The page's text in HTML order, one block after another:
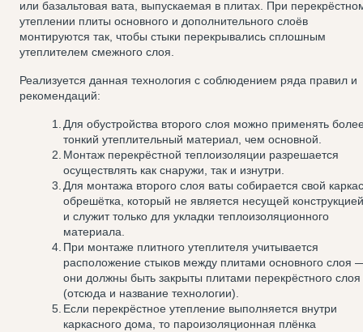
или базальтовая вата, выпускаемая в плитах. При
утеплении плиты основного и дополнительного слоёв
монтируются так, чтобы стыки перекрывались сплошным
утеплителем смежного слоя.
Реализуется данная технология с соблюдением ряда правил и
рекомендаций:
Для обустройства второго слоя можно применять
тонкий утеплительный материал, чем основной.
Монтаж перекрёстной теплоизоляции разрешается
осуществлять как снаружи, так и изнутри.
Для монтажа второго слоя ваты собирается свой
обрешётка, который не является несущей конструкцией
и служит только для укладки теплоизоляционного
материала.
При монтаже плитного утеплителя учитывается
расположение стыков между плитами основного слоя
они должны быть закрыты плитами перекрёстного слоя
(отсюда и название технологии).
Если перекрёстное утепление выполняется внутри
каркасного дома, то пароизоляционная плёнка